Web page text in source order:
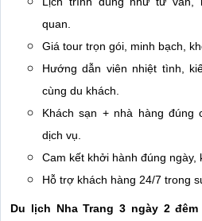
quan.
Giá tour trọn gói, minh bạch,
Hướng dẫn viên nhiệt tình,
cùng du khách.
Khách sạn + nhà hàng đúng
dịch vụ.
Cam kết khởi hành đúng ngày,
Hỗ trợ khách hàng 24/7 trong
Du lịch Nha Trang 3 ngày 2